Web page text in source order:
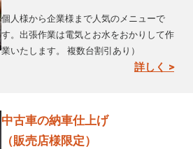
個人様から企業様まで人気のメニューで
す。出張作業は電気とお水をおかりして作
業いたします。 複数台割引あり）
詳しく >
中古車の納車仕上げ
（販売店様限定）